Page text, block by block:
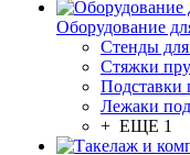
Оборудование
Стенды для
Стяжки
Подставки
Лежаки
+ ЕЩЕ 1